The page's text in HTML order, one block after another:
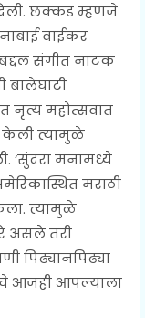
दिली. छक्कड म्हणजे
वाईकर
संगीत नाटक
बालेघाटी
नृत्य महोत्सवात
केली त्यामुळे
‘सुंदरा मनामध्ये
मराठी
त्यामुळे
असले तरी
पिढ्यानपिढ्या
आजही आपल्याला